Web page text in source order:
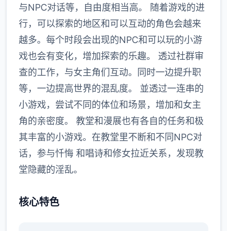
与NPC对话等，自由度相当高。 随着游戏的进
行，可以探索的地区和可以互动的角色会越来
越多。每个时段会出现的NPC和可以玩的小游
戏也会有变化，增加探索的乐趣。 透过社群审
查的工作，与女主角们互动。同时一边提升职
等，一边提高世界的混乱度。 並透过一连串的
小游戏，尝试不同的体位和场景，增加和女主
角的亲密度。 教堂和漫展也有各自的任务和极
其丰富的小游戏。在教堂里不断和不同NPC对
话，参与忏悔 和唱诗和修女拉近关系，发现教
堂隐藏的淫乱。
核心特色